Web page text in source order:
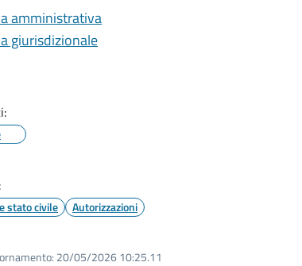
amministrativa
giurisdizionale
stato civile Autorizzazioni
20/05/2026 10:25.11